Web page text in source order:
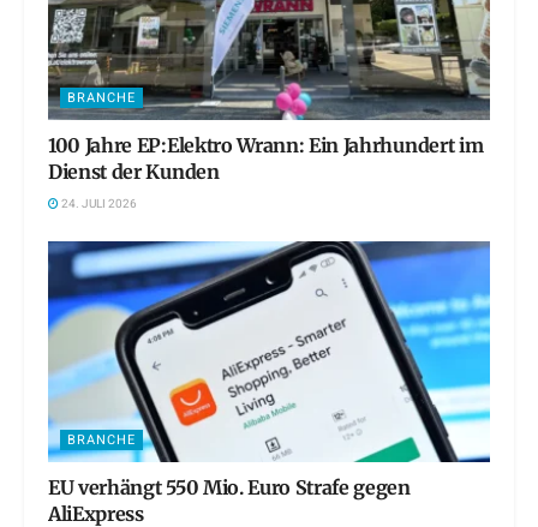
BRANCHE
100 Jahre EP:Elektro Wrann: Ein Jahrhundert im
Dienst der Kunden
24. JULI 2026
BRANCHE
EU verhängt 550 Mio. Euro Strafe gegen
AliExpress